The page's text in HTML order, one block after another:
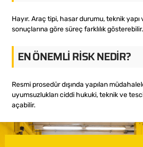
Hayır. Araç tipi, hasar durumu, teknik
sonuçlarına göre süreç farklılık gösterebilir.
EN ÖNEMLI RISK NEDIR?
Resmi prosedür dışında yapılan
uyumsuzlukları ciddi hukuki, teknik ve
açabilir.